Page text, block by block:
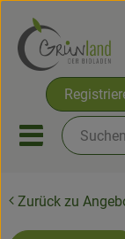
Ökokisten
Zurück zu